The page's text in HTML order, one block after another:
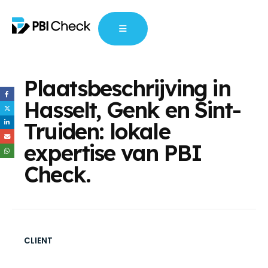
Plaatsbeschrijving in
Hasselt, Genk en Sint-
Truiden: lokale
expertise van PBI
Check.
CLIENT